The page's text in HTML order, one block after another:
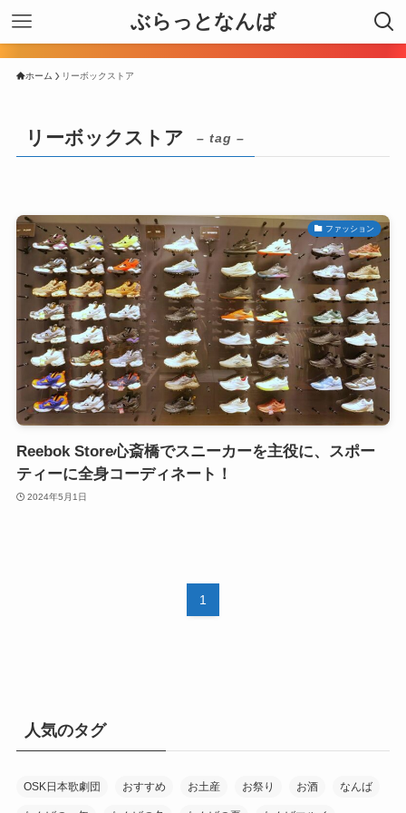
ぶらっとなんば
ホーム リーボックストア
リーボックストア – tag –
ファッション
Reebok Store心斎橋でスニーカーを主役に、スポー
ティーに全身コーディネート！
2024年5月1日
1
人気のタグ
OSK日本歌劇団 おすすめ お土産 お祭り お酒 なんば